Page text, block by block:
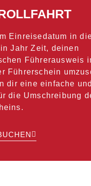
Einreisedatum in
Jahr Zeit, deinen
Führerausweis
Führerschein
dir eine einfache
die Umschreibung